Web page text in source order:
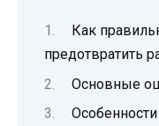
Как
предотвратить
Основные